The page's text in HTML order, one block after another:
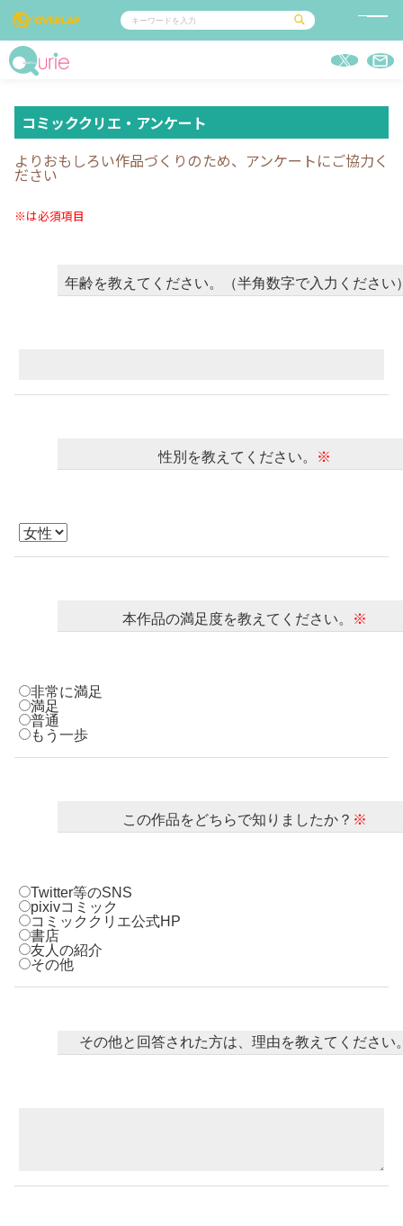
LiQulle
ラブパルフェ
ノベルスf
その他
ゲーム
企業
コミッククリエ・アンケート
よりおもしろい作品づくりのため、アンケートにご協力く
ださい
※は必須項目
年齢を教えてください。（半角数字で入力ください
性別を教えてください。 ※
本作品の満足度を教えてください。 ※
非常に満足
満足
普通
もう一歩
この作品をどちらで知りましたか？ ※
Twitter等のSNS
pixivコミック
コミッククリエ公式HP
書店
友人の紹介
その他
その他と回答された方は、理由を教えてください